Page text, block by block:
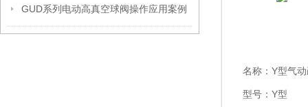
GUD系列电动高真空球阀操作应用案例
名称： Y型气
型号：Y型